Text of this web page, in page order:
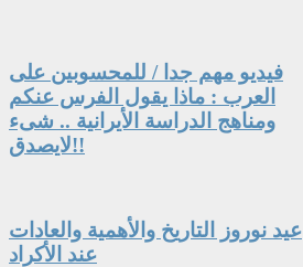
فيديو مهم جدا / للمحسوبين على
العرب : ماذا يقول الفرس عنكم
ومناهج الدراسة الأيرانية .. شىء
لايصدق!!
عيد نوروز التاريخ والأهمية والعادات
عند الأكراد